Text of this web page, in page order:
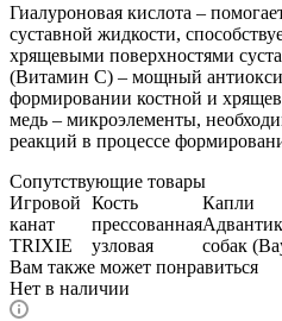
Гиалуроновая кислота –
суставной жидкости,
хрящевыми поверхностями
(Витамин C) – мощный
формировании костной и
медь – микроэлементы,
реакций в процессе
Сопутствующие товары
Игровой
канат
TRIXIE
Кость
прессованная
узловая
Капли
собак
Вам также может понравиться
Нет в наличии